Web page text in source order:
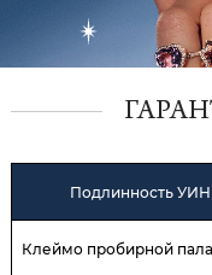
Подлинность УИН
Клеймо пробирной